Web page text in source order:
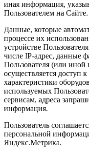
иная информация,
Пользователем на Сайте.
Данные, которые
процессе их
устройстве
числе IP-адрес, данные
Пользователя (или
осуществляется доступ
характеристики
используемых
сервисам, адреса
информация.
Пользователь
персональной
Яндекс.Метрика.